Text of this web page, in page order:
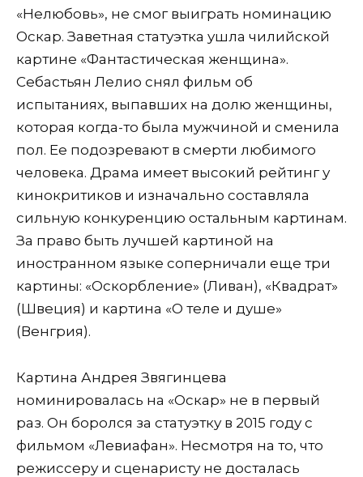
«Нелюбовь», не смог выиграть номинацию
Оскар. Заветная статуэтка ушла чилийской
картине «Фантастическая женщина».
Себастьян Лелио снял фильм об
испытаниях, выпавших на долю женщины,
которая когда-то была мужчиной и сменила
пол. Ее подозревают в смерти любимого
человека. Драма имеет высокий рейтинг у
кинокритиков и изначально составляла
сильную конкуренцию остальным картинам.
За право быть лучшей картиной на
иностранном языке соперничали еще три
картины: «Оскорбление» (Ливан), «Квадрат»
(Швеция) и картина «О теле и душе»
(Венгрия).
Картина Андрея Звягинцева
номинировалась на «Оскар» не в первый
раз. Он боролся за статуэтку в 2015 году с
фильмом «Левиафан». Несмотря на то, что
режиссеру и сценаристу не досталась